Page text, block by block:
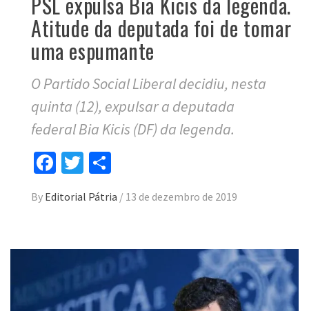
Atitude da deputada foi de tomar
uma espumante
O Partido Social Liberal decidiu, nesta
quinta (12), expulsar a deputada
federal Bia Kicis (DF) da legenda.
Facebook
Twitter
By Editorial Pátria / 13 de dezembro de 2019